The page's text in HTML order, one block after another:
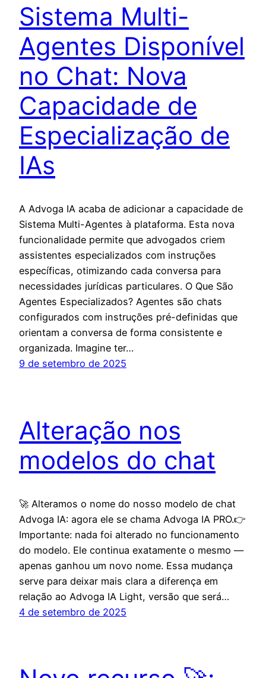
Sistema Multi-
Agentes Disponível
no Chat: Nova
Capacidade de
Especialização de
IAs
A Advoga IA acaba de adicionar a capacidade de
Sistema Multi-Agentes à plataforma. Esta nova
funcionalidade permite que advogados criem
assistentes especializados com instruções
específicas, otimizando cada conversa para
necessidades jurídicas particulares. O Que São
Agentes Especializados? Agentes são chats
configurados com instruções pré-definidas que
orientam a conversa de forma consistente e
organizada. Imagine ter…
9 de setembro de 2025
Alteração nos
modelos do chat
🚀 Alteramos o nome do nosso modelo de chat
Advoga IA: agora ele se chama Advoga IA PRO.👉
Importante: nada foi alterado no funcionamento
do modelo. Ele continua exatamente o mesmo —
apenas ganhou um novo nome. Essa mudança
serve para deixar mais clara a diferença em
relação ao Advoga IA Light, versão que será…
4 de setembro de 2025